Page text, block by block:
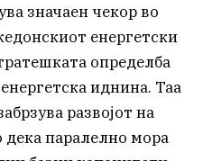
значаен чекор во
енергетски
определба
иднина. Таа
развојот на
паралелно мора